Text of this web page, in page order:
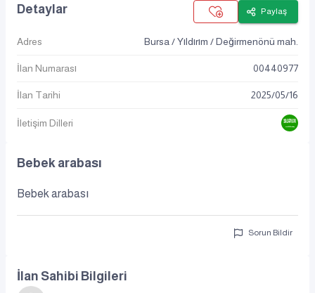
Detaylar Paylaş
Adres Bursa / Yıldırım / Değirmenönü mah.
İlan Numarası 00440977
İlan Tarihi 2025/05/16
İletişim Dilleri
Bebek arabası
Bebek arabası
Sorun Bildir
İlan Sahibi Bilgileri